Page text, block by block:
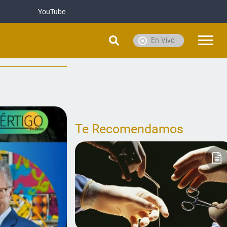
YouTube
En Vivo
Te Recomendamos